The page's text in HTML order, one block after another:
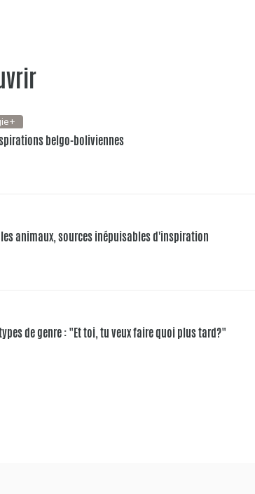
belgo-boliviennes
animaux, sources inépuisables d'inspiration
de genre : "Et toi, tu veux faire quoi plus tard?"